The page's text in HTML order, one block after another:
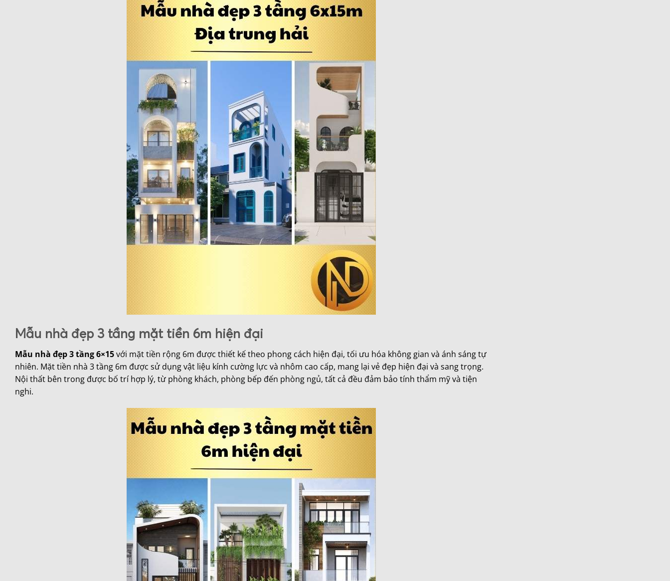
Mẫu nhà đẹp 3 tầng mặt tiền 6m hiện đại
Mẫu nhà đẹp 3 tầng 6×15với mặt tiền rộng 6m được thiết kế theo phong cách hiện đại, tối ưu hóa không gian và ánh sáng tự
nhiên. Mặt tiền nhà 3 tầng 6m được sử dụng vật liệu kính cường lực và nhôm cao cấp, mang lại vẻ đẹp hiện đại và sang trọng.
Nội thất bên trong được bố trí hợp lý, từ phòng khách, phòng bếp đến phòng ngủ, tất cả đều đảm bảo tính thẩm mỹ và tiện
nghi.